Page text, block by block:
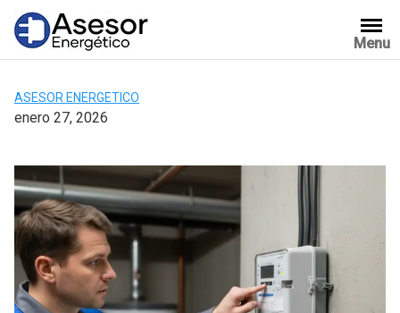
Saltar
contenido
Menu
ASESOR ENERGETICO
enero 27, 2026